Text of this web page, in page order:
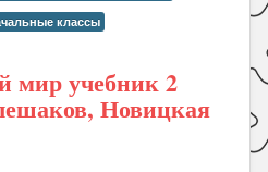
классы
учебник 2
Новицкая